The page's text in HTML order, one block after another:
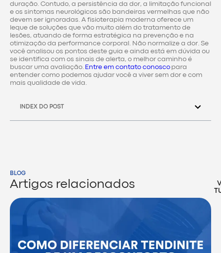
duração. Contudo, a persistência da dor, a limitação funcional
e os sintomas neurológicos são bandeiras vermelhas que não
devem ser ignoradas. A fisioterapia moderna oferece um
leque de soluções que vão muito além do tratamento de
lesões, atuando de forma estratégica na prevenção e na
otimização da performance corporal. Não normalize a dor. Se
você analisou os pontos deste guia e ainda está em dúvida ou
se identifica com os sinais de alerta, o melhor caminho é
buscar uma avaliação. Entre em contato conosco para
entender como podemos ajudar você a viver sem dor e com
mais qualidade de vida.
INDEX DO POST
BLOG
Artigos relacionados